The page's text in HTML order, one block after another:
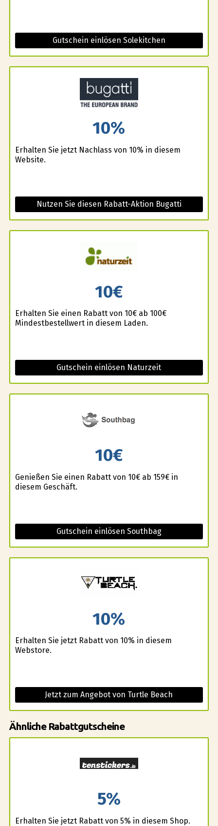
Gutschein einlösen Solekitchen
10%
Erhalten Sie jetzt Nachlass von 10% in diesem
Website.
Nutzen Sie diesen Rabatt-Aktion Bugatti
10€
Erhalten Sie einen Rabatt von 10€ ab 100€
Mindestbestellwert in diesem Laden.
Gutschein einlösen Naturzeit
10€
Genießen Sie einen Rabatt von 10€ ab 159€ in
diesem Geschäft.
Gutschein einlösen Southbag
10%
Erhalten Sie jetzt Rabatt von 10% in diesem
Webstore.
Jetzt zum Angebot von Turtle Beach
Ähnliche Rabattgutscheine
5%
Erhalten Sie jetzt Rabatt von 5% in diesem Shop.